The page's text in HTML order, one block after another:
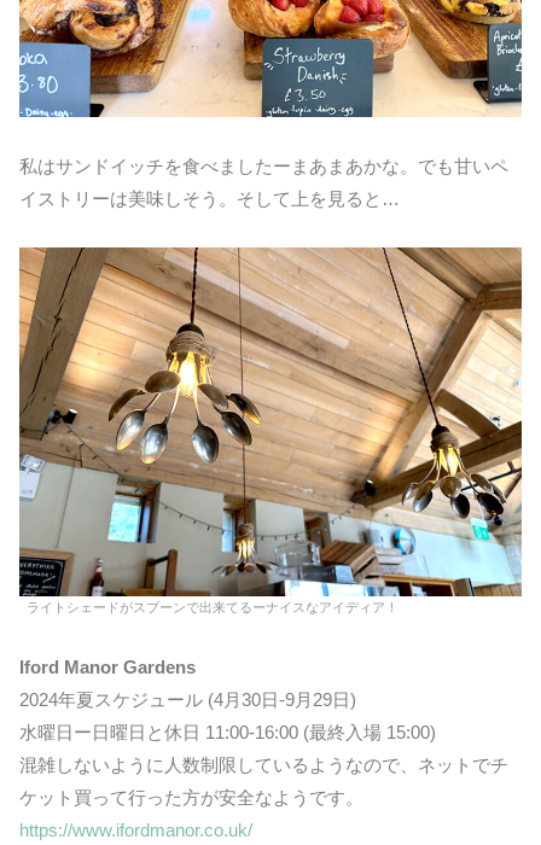
私はサンドイッチを食べましたーまあまあかな。でも甘いペ
イストリーは美味しそう。そして上を見ると…
ライトシェードがスプーンで出来てるーナイスなアイディア！
Iford Manor Gardens
2024年夏スケジュール (4月30日-9月29日)
水曜日ー日曜日と休日 11:00-16:00 (最終入場 15:00)
混雑しないように人数制限しているようなので、ネットでチ
ケット買って行った方が安全なようです。
https://www.ifordmanor.co.uk/